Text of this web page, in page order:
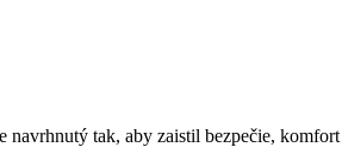
tak, aby zaistil bezpečie,